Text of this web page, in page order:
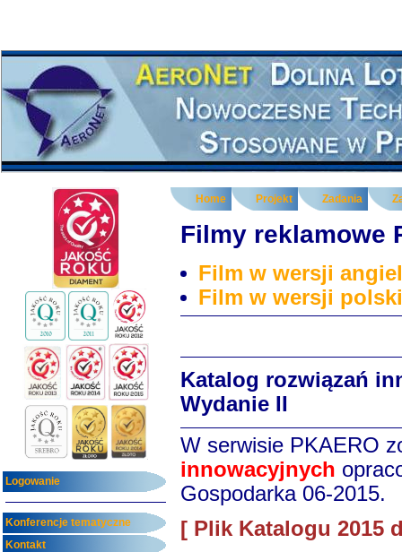
Logowanie
Konferencje tematyczne
Kontakt
Home Projekt Zadania
Filmy reklamowe
Film w wersji
Film w wersji
Katalog rozwiązań
Wydanie II
W serwisie PKAERO
innowacyjnych
Gospodarka 06-2015.
[ Plik Katalogu 2015